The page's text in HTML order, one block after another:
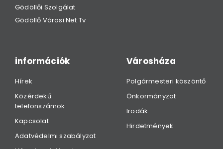
Gödöllői Szolgálat
Gödöllő Városi Net Tv
információk
Hírek
Közérdekű
telefonszámok
Kapcsolat
Adatvédelmi szabályzat
Városháza
Polgármesteri köszöntő
Önkormányzat
Irodák
Hirdetmények